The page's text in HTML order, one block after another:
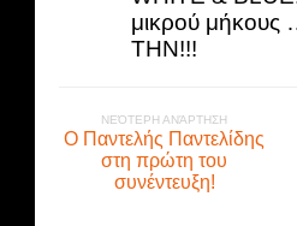
μικρού
ΤΗΝ!!!
ΝΕΌΤΕΡΗ ΑΝΆΡΤΗΣΗ
Ο Παντελής Παντελίδης
στη πρώτη του
συνέντευξη!